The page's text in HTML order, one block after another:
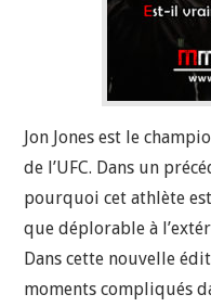
Jon Jones est le
de l’UFC. Dans un
pourquoi cet athlète
que déplorable à
Dans cette nouvelle
moments compliqués